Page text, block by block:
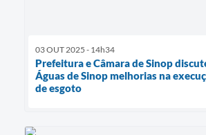
03 OUT 2025 - 14h34
Prefeitura e Câmara de Sinop
Águas de Sinop melhorias na
de esgoto